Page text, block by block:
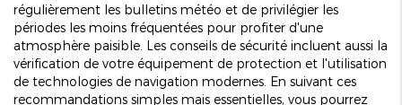
régulièrement les bulletins météo et de privilégier les
périodes les moins fréquentées pour profiter d'une
atmosphère paisible. Les conseils de sécurité incluent aussi la
vérification de votre équipement de protection et l'utilisation
de technologies de navigation modernes. En suivant ces
recommandations simples mais essentielles, vous pourrez